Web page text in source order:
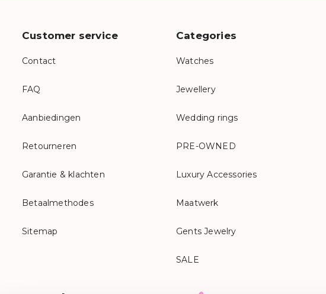
Customer service
Contact
FAQ
Aanbiedingen
Retourneren
Garantie & klachten
Betaalmethodes
Sitemap
Categories
Watches
Jewellery
Wedding rings
PRE-OWNED
Luxury Accessories
Maatwerk
Gents Jewelry
SALE